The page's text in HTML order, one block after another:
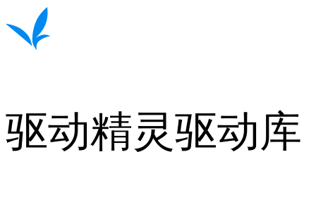
驱动精灵驱动库